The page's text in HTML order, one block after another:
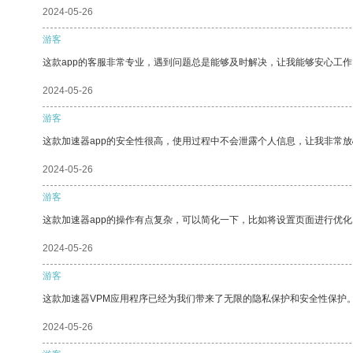
2024-05-26
游客
这款app的客服非常专业，遇到问题总是能够及时解决，让我能够安心工作
2024-05-26
游客
这款加速器app的安全性很高，使用过程中不会泄露个人信息，让我非常放
2024-05-26
游客
这款加速器app的操作有点复杂，可以简化一下，比如将设置页面进行优化
2024-05-26
游客
这款加速器VPM应用程序已经为我们带来了无限的隐私保护和安全性保护。
2024-05-26